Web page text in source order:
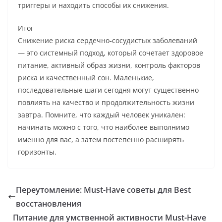
триггеры и находить способы их снижения.
Итог
Снижение риска сердечно‑сосудистых заболеваний
— это системный подход, который сочетает здоровое
питание, активный образ жизни, контроль факторов
риска и качественный сон. Маленькие,
последовательные шаги сегодня могут существенно
повлиять на качество и продолжительность жизни
завтра. Помните, что каждый человек уникален:
начинать можно с того, что наиболее выполнимо
именно для вас, а затем постепенно расширять
горизонты.
Переутомление: Must-Have советы для Best
восстановления
Питание для умственной активности Must-Have